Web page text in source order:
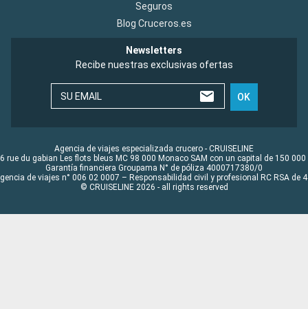
Seguros
Blog Cruceros.es
Newsletters
Recibe nuestras exclusivas ofertas
SU EMAIL OK
Agencia de viajes especializada crucero - CRUISELINE
rue du gabian Les flots bleus MC 98 000 Monaco SAM con un capital de 150 000
Garantía financiera Groupama N° de póliza 4000717380/0
de viajes n° 006 02 0007 – Responsabilidad civil y profesional RC RSA de
© CRUISELINE 2026 - all rights reserved